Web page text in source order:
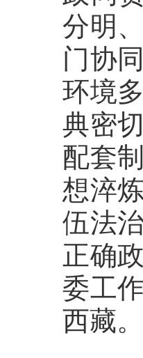
分明
门协
环境
典密
配套
想淬
伍法
正确
委工
西藏。